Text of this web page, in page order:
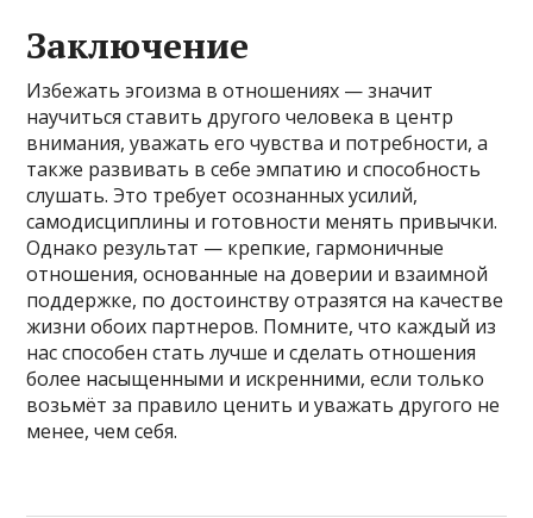
Заключение
Избежать эгоизма в отношениях — значит
научиться ставить другого человека в центр
внимания, уважать его чувства и потребности, а
также развивать в себе эмпатию и способность
слушать. Это требует осознанных усилий,
самодисциплины и готовности менять привычки.
Однако результат — крепкие, гармоничные
отношения, основанные на доверии и взаимной
поддержке, по достоинству отразятся на качестве
жизни обоих партнеров. Помните, что каждый из
нас способен стать лучше и сделать отношения
более насыщенными и искренними, если только
возьмёт за правило ценить и уважать другого не
менее, чем себя.